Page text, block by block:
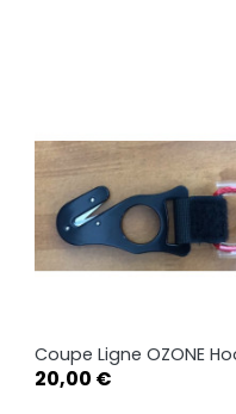
Aperçu rapide
Coupe Ligne OZONE
Prix
20,00 €